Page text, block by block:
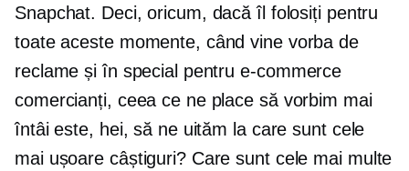
Snapchat. Deci, oricum, dacă îl folosiți pentru
toate aceste momente, când vine vorba de
reclame și în special pentrue-commerce
comercianți, ceea ce ne place să vorbim mai
întâi este, hei, să ne uităm la care sunt cele
mai ușoare câștiguri? Care sunt cele mai multe